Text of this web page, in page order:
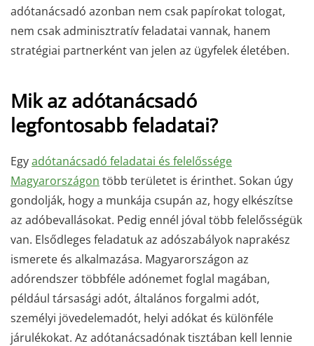
adótanácsadó azonban nem csak papírokat tologat,
nem csak adminisztratív feladatai vannak, hanem
stratégiai partnerként van jelen az ügyfelek életében.
Mik az adótanácsadó
legfontosabb feladatai?
Egyadótanácsadó feladatai és felelőssége
Magyarországon több területet is érinthet. Sokan úgy
gondolják, hogy a munkája csupán az, hogy elkészítse
az adóbevallásokat. Pedig ennél jóval több felelősségük
van. Elsődleges feladatuk az adószabályok naprakész
ismerete és alkalmazása. Magyarországon az
adórendszer többféle adónemet foglal magában,
például társasági adót, általános forgalmi adót,
személyi jövedelemadót, helyi adókat és különféle
járulékokat. Az adótanácsadónak tisztában kell lennie